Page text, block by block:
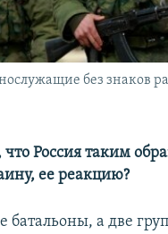
без знаков
что Россия таким
ее реакцию?
батальоны, а две